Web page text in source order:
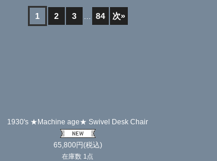
1 2 3 84 次»
1930's ★Machine age★ Swivel Desk Chair
65,800円(税込)
在庫数 1点